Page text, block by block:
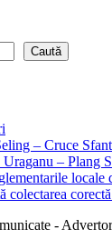
Caută
– Cruce
Uraganu – Plang
colectarea
-